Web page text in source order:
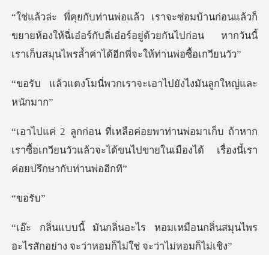
ขยายห้องให้ฉี่เอ๋อร์กับลี่เอ๋อร์อยู่ด้วยกันไปก่อน หากวัน
พวกเราจะเอาไปยังไงม
็บ ถ้าหาก
เราซื้อเกวียนวัวแล้วจะได้ขนไปขายในเม
อร
เหมือนกลิ่นสมุนไพร
อะไรสักอย่าง จะว